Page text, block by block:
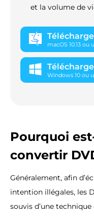
et la volume de
macOS 10.13 ou
Windows 10 ou
Pourquoi
convertir
Généralement, afin
intention illégales, les
souvis d’une